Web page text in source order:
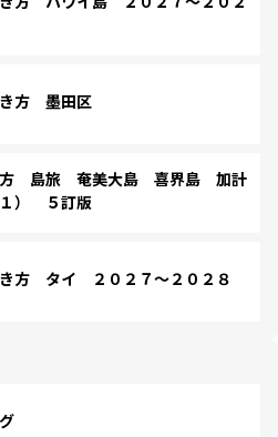
方 墨田区
方 島旅 奄美大島 喜界島 加計
） ５訂版
方 タイ ２０２７～２０２８